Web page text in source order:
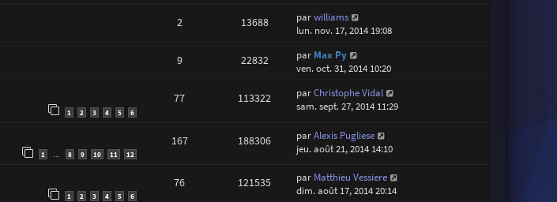
2 13688 parwilliams
lun. nov. 17, 2014 19:08
9 22832 par Max Py
ven. oct. 31, 2014 10:20
1 2 3 4 5 6
77 113322 parChristophe Vidal
sam. sept. 27, 2014 11:29
1 8 9 10 11 12
167 188306 parAlexis Pugliese
jeu. août 21, 2014 14:10
1 2 3 4 5 6
76 121535 par Matthieu Vessiere
dim. août 17, 2014 20:14